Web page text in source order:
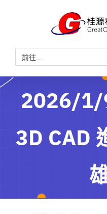
前往...
2026/1/
3D CAD